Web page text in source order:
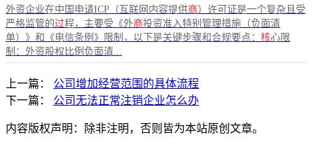
外资企业在中国申请ICP（互联网内容提供商）许可证是一个复杂且受
严格监管的过程，主要受《外商投资准入特别管理措施（负面清
单）》和《电信条例》限制，以下是关键步骤和合规要点： 核心限
制：外资股权比例负面清...
上一篇：
公司增加经营范围的具体流程
下一篇：
公司无法正常注销企业怎么办
内容版权声明：除非注明，否则皆为本站原创文章。